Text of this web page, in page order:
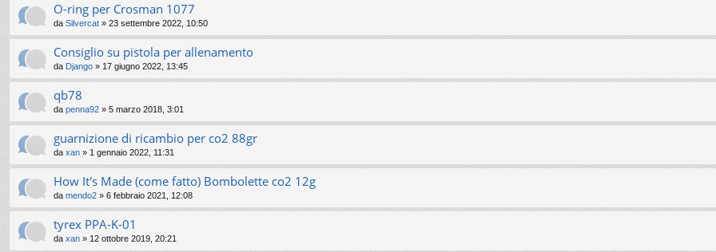
O-ring per Crosman 1077
da Silvercat » 23 settembre 2022, 10:50
Consiglio su pistola per allenamento
da Django » 17 giugno 2022, 13:45
qb78
da penna92 » 5 marzo 2018, 3:01
guarnizione di ricambio per co2 88gr
da xan » 1 gennaio 2022, 11:31
How It's Made (come fatto) Bombolette co2 12g
da mendo2 » 6 febbraio 2021, 12:08
tyrex PPA-K-01
da xan » 12 ottobre 2019, 20:21